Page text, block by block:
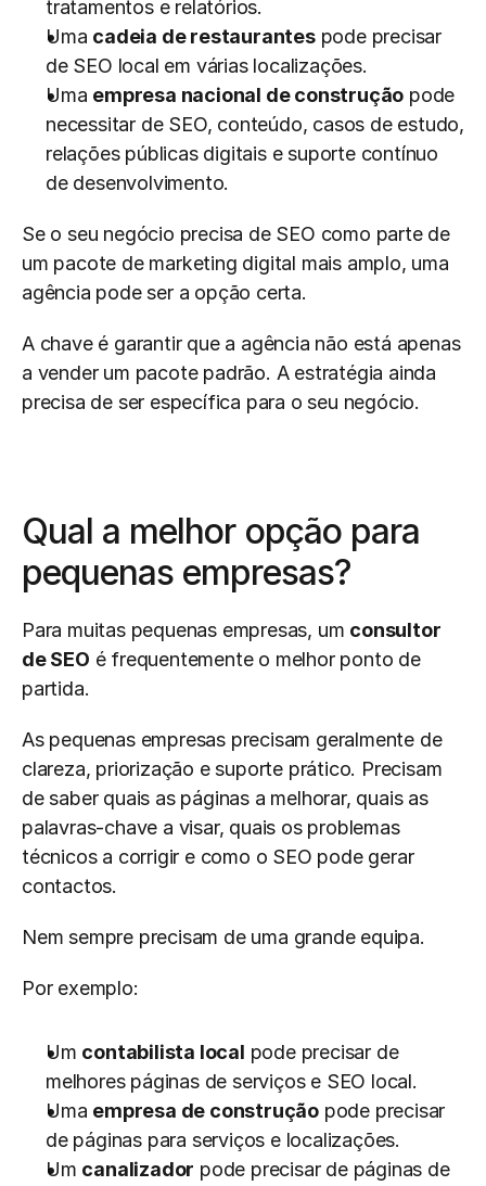
tratamentos e relatórios.
Uma cadeia de restaurantes pode precisar
de SEO local em várias localizações.
Uma empresa nacional de construção pode
necessitar de SEO, conteúdo, casos de estudo,
relações públicas digitais e suporte contínuo
de desenvolvimento.
Se o seu negócio precisa de SEO como parte de
um pacote de marketing digital mais amplo, uma
agência pode ser a opção certa.
A chave é garantir que a agência não está apenas
a vender um pacote padrão. A estratégia ainda
precisa de ser específica para o seu negócio.
Qual a melhor opção para
pequenas empresas?
Para muitas pequenas empresas, um consultor
de SEO é frequentemente o melhor ponto de
partida.
As pequenas empresas precisam geralmente de
clareza, priorização e suporte prático. Precisam
de saber quais as páginas a melhorar, quais as
palavras-chave a visar, quais os problemas
técnicos a corrigir e como o SEO pode gerar
contactos.
Nem sempre precisam de uma grande equipa.
Por exemplo:
Um contabilista local pode precisar de
melhores páginas de serviços e SEO local.
Uma empresa de construção pode precisar
de páginas para serviços e localizações.
Um canalizador pode precisar de páginas de